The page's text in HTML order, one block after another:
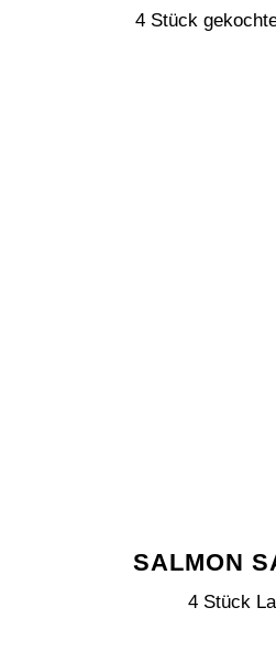
4 Stück
SALMON
4 Stück